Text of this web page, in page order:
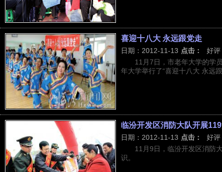
喜迎十八大 永远跟党走
日期：2012-11-13 点击：
好评
11月7日，市老年大学的学
年大学举行了“喜迎十八大 永远
临汾开发区消防大队开展
日期：2012-11-13 点击：
好评
11月9日，临汾开发区消防
识。